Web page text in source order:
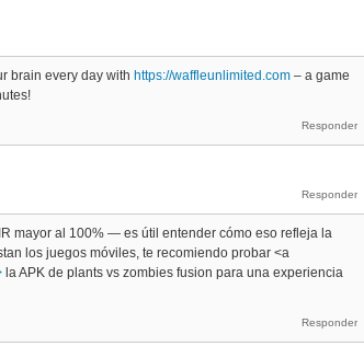
brain every day with https://waffleunlimited.com – a game
mayor al 100% — es útil entender cómo eso refleja la
los juegos móviles, te recomiendo probar <a
la APK de plants vs zombies fusion para una experiencia